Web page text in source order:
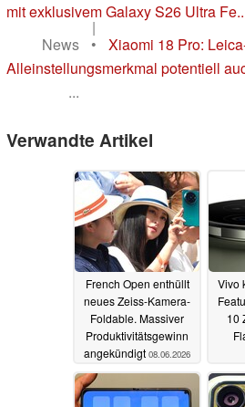
mit exklusivem Galaxy S26 Ultra
|
News
•
Xiaomi 18 Pro:
Alleinstellungsmerkmal potentiell
...
Verwandte Artikel
French Open enthüllt
neues Zeiss-Kamera-
Foldable. Massiver
Produktivitätsgewinn
angekündigt 08.06.2026
Vivo
10